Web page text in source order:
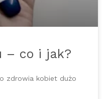
– co i jak?
zdrowia kobiet dużo